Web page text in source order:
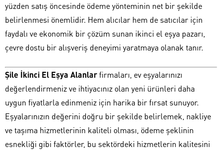
yüzden satış öncesinde ödeme yönteminin net bir şekilde
belirlenmesi önemlidir. Hem alıcılar hem de satıcılar için
faydalı ve ekonomik bir çözüm sunan ikinci el eşya pazarı,
çevre dostu bir alışveriş deneyimi yaratmaya olanak tanır.
Şile İkinci El Eşya Alanlarfirmaları, ev eşyalarınızı
değerlendirmeniz ve ihtiyacınız olan yeni ürünleri daha
uygun fiyatlarla edinmeniz için harika bir fırsat sunuyor.
Eşyalarınızın değerini doğru bir şekilde belirlemek, nakliye
ve taşıma hizmetlerinin kaliteli olması, ödeme şeklinin
esnekliği gibi faktörler, bu sektördeki hizmetlerin kalitesini